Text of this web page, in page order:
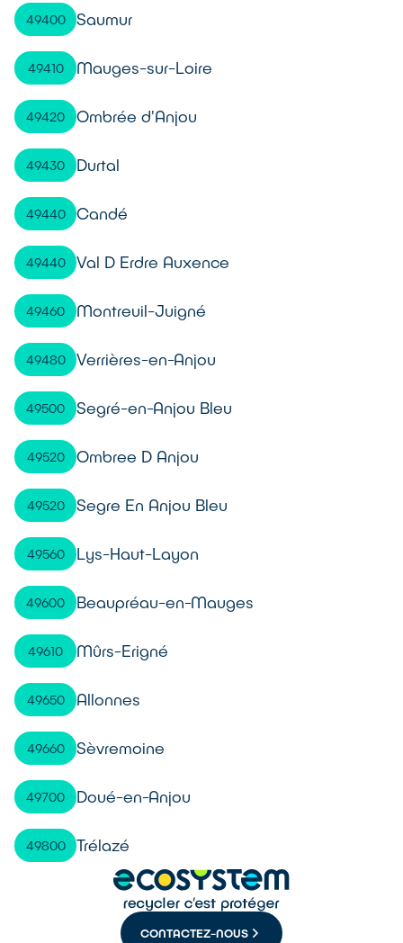
49400 Saumur
49410 Mauges-sur-Loire
49420 Ombrée d'Anjou
49430 Durtal
49440 Candé
49440 Val D Erdre Auxence
49460 Montreuil-Juigné
49480 Verrières-en-Anjou
49500 Segré-en-Anjou Bleu
49520 Ombree D Anjou
49520 Segre En Anjou Bleu
49560 Lys-Haut-Layon
49600 Beaupréau-en-Mauges
49610 Mûrs-Erigné
49650 Allonnes
49660 Sèvremoine
49700 Doué-en-Anjou
49800 Trélazé
CONTACTEZ-NOUS